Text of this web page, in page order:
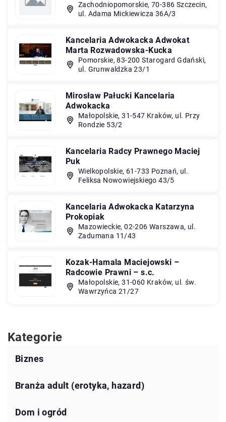
Zachodniopomorskie, 70-386 Szczecin,
ul. Adama Mickiewicza 36A/3
Kancelaria Adwokacka Adwokat
Marta Rozwadowska-Kucka
Pomorskie, 83-200 Starogard Gdański,
ul. Grunwaldzka 23/1
Mirosław Pałucki Kancelaria
Adwokacka
Małopolskie, 31-547 Kraków, ul. Przy
Rondzie 53/2
Kancelaria Radcy Prawnego Maciej
Puk
Wielkopolskie, 61-733 Poznań, ul.
Feliksa Nowowiejskiego 43/5
Kancelaria Adwokacka Katarzyna
Prokopiak
Mazowieckie, 02-206 Warszawa, ul.
Zadumana 11/43
Kozak-Hamala Maciejowski –
Radcowie Prawni – s.c.
Małopolskie, 31-060 Kraków, ul. św.
Wawrzyńca 21/27
Kategorie
Biznes
Branża adult (erotyka, hazard)
Dom i ogród